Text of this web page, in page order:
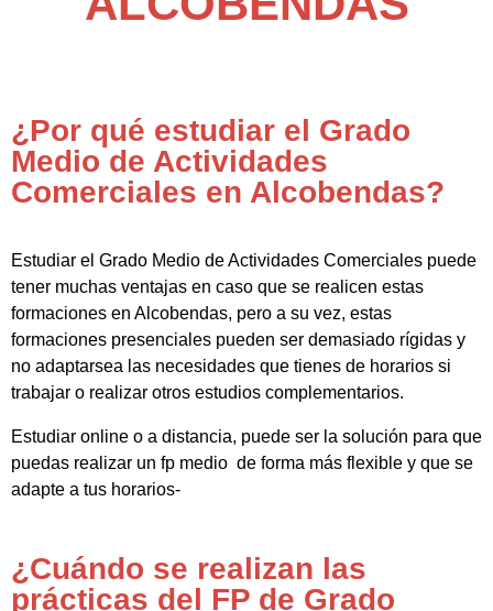
¿Por qué estudiar el Grado
Medio de Actividades
Comerciales en Alcobendas?
Estudiar el Grado Medio de Actividades Comerciales puede
tener muchas ventajas en caso que se realicen estas
formaciones en Alcobendas, pero a su vez, estas
formaciones presenciales pueden ser demasiado rígidas y
no adaptarsea las necesidades que tienes de horarios si
trabajar o realizar otros estudios complementarios.
Estudiar online o a distancia, puede ser la solución para que
puedas realizar un fp medio de forma más flexible y que se
adapte a tus horarios-
¿Cuándo se realizan las
prácticas del FP de Grado